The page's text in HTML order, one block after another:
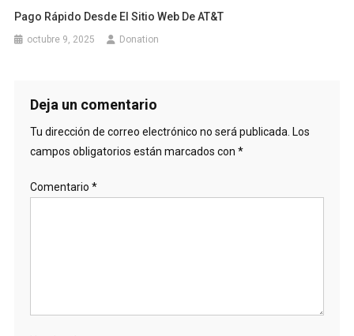
Pago Rápido Desde El Sitio Web De AT&T
octubre 9, 2025 Donation
Deja un comentario
Tu dirección de correo electrónico no será publicada. Los
campos obligatorios están marcados con *
Comentario *